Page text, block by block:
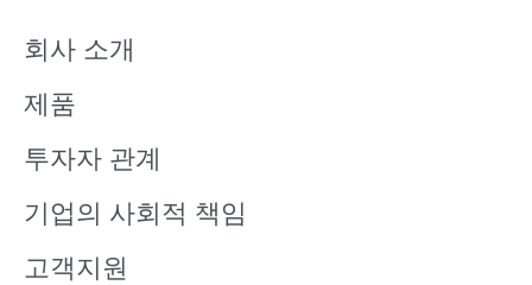
회사 소개
제품
투자자 관계
기업의 사회적 책임
고객지원